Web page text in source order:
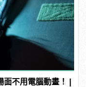
不用電腦動畫！ |